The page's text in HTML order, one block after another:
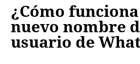
¿Cómo
nuevo nombre
usuario de